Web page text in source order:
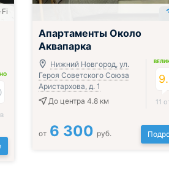
Апартаменты Около
Аквапарка
Нижний Новгород, ул.
Героя Советского Союза
Аристархова, д. 1
До центра 4.8 км
11
от 6 300 руб.